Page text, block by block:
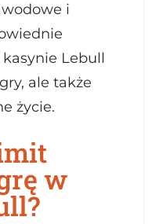
i
Lebull
ale także
życie.
w